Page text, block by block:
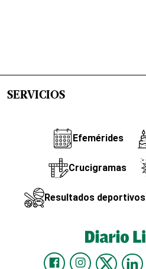
SERVICIOS
Efemérides
Crucigramas
Resultados deportivos